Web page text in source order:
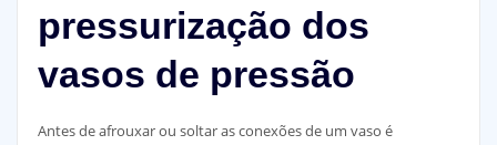
pressurização dos
vasos de pressão
Antes de afrouxar ou soltar as conexões de um vaso é